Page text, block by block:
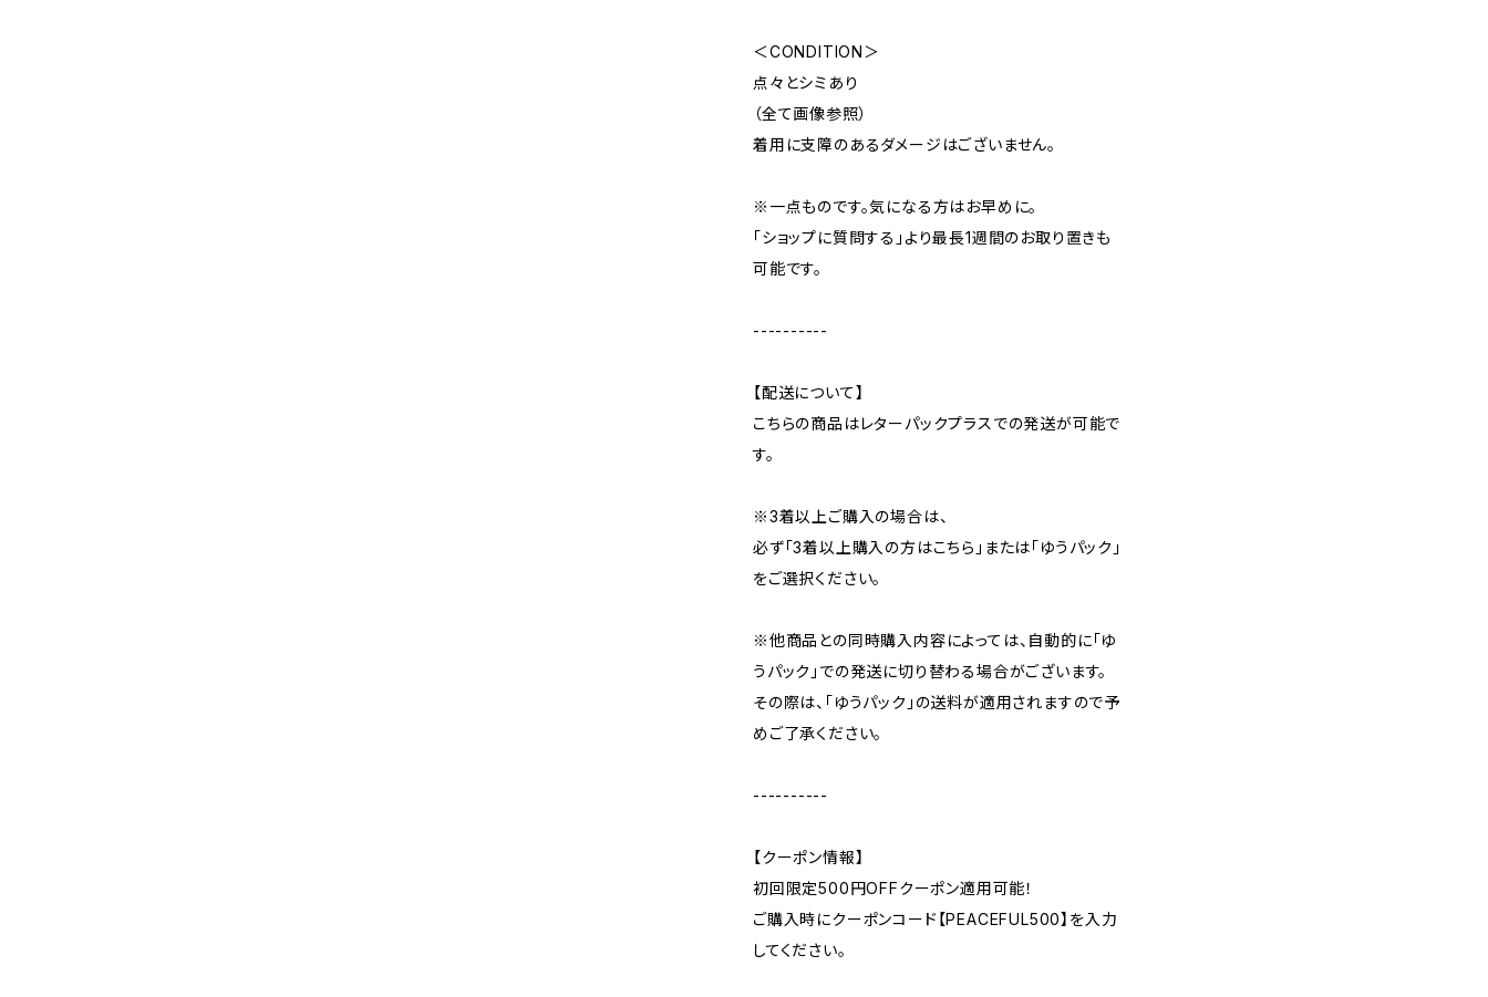
＜CONDITION＞
点々とシミあり
（全て画像参照）
着用に支障のあるダメージはございません。
※一点ものです。気になる方はお早めに。
「ショップに質問する」より最長1週間のお取り置きも
可能です。
----------
【配送について】
こちらの商品はレターパックプラスでの発送が可能で
す。
※3着以上ご購入の場合は、
必ず「3着以上購入の方はこちら」または「ゆうパック」
をご選択ください。
※他商品との同時購入内容によっては、自動的に「ゆ
うパック」での発送に切り替わる場合がございます。
その際は、「ゆうパック」の送料が適用されますので予
めご了承ください。
----------
【クーポン情報】
初回限定500円OFFクーポン適用可能！
ご購入時にクーポンコード【PEACEFUL500】を入力
してください。